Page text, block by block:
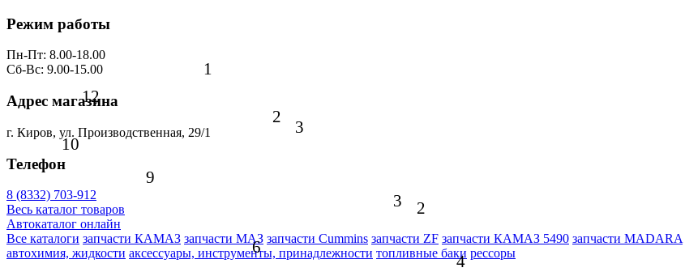
Режим работы
Пн-Пт: 8.00-18.00
Сб-Вс: 9.00-15.00
Адрес магазина
г. Киров, ул. Производственная, 29/1
Телефон
8 (8332) 703-912
Весь каталог товаров
Автокаталог онлайн
Все каталоги запчасти КАМАЗ запчасти МАЗ запчасти Cummins запчасти ZF запчасти КАМАЗ 5490 запчасти MADARA
автохимия, жидкости аксессуары, инструменты, принадлежности топливные баки рессоры
1
2
2
3
3
4
6
9
10
12